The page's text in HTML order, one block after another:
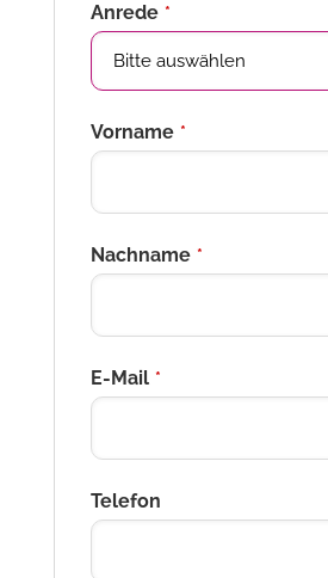
Anrede *
Vorname *
Nachname *
E-Mail *
Telefon